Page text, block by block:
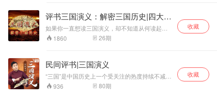
臣司马懿的斗智斗勇为主线，以三国归晋而告
终。
与《西游记》《水浒传》《红楼梦》并称为中国
古典四大名著。 《三国演义》是罗贯中在有关三
国故事的宋元话本、戏曲和轶事传闻的基础上，
依据晋代陈寿所著的《三国志》以及南朝宋人裴
松之为《三国志》所作的注，所进行的艺术加工
分，描写了从东汉末年到西晋初年之间近百年的
历史风云，以描写战争为主，描述了东汉末年的
群雄割据混战和曹魏、蜀汉、东吴三国之间的政
治和军事斗争，最终司马炎一统三国，建立晋朝
评书三国演义：解密三国历史|四大名
著
如果你一直想读三国演义，却不知道从何读起；
如果你想听精彩的三国故事，又 想了解真实的历
史细节；如果你已熟读三国，还想获悉更多拓展
春明老师一起，横贯古今，纵观豪杰，领略余韵
悠长的三国兴衰，“听”见一个有血有肉的三国。
1860 26期
收藏
民间评书|三国演义
“三国”是中国历史上一个受关注的热度持续不减的
时代，历代或诗词予以歌咏，或戏曲、小说演绎
爱憎，或民间口耳广为传颂。这一时期在国人的
936 80期
收藏